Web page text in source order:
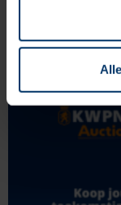
Mehr lesen "